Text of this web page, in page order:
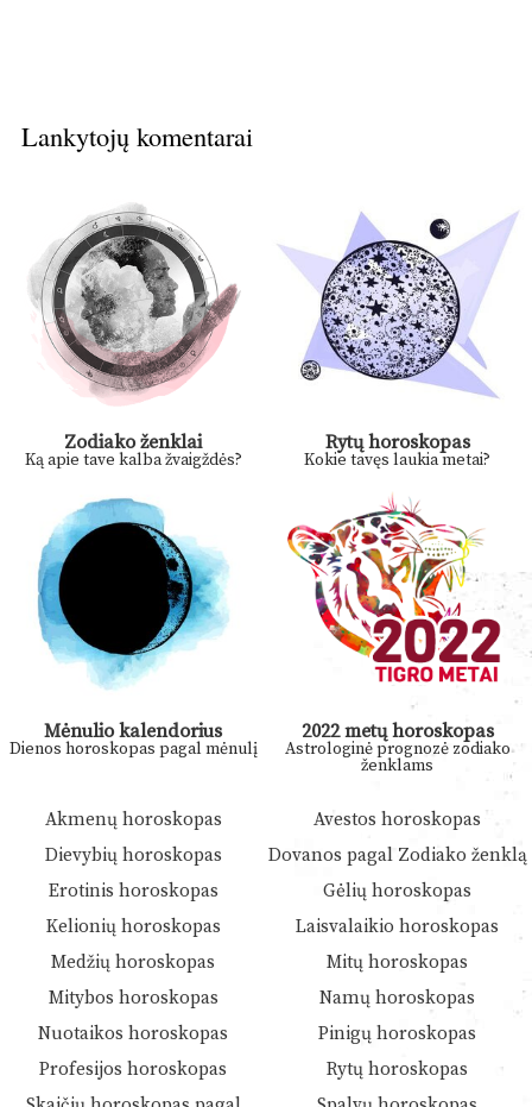
Lankytojų komentarai
Zodiako ženklai
Ką apie tave kalba žvaigždės?
Rytų horoskopas
Kokie tavęs laukia metai?
Mėnulio kalendorius
Dienos horoskopas pagal mėnulį
2022 metų horoskopas
Astrologinė prognozė zodiako
ženklams
Akmenų horoskopas
Avestos horoskopas
Dievybių horoskopas
Dovanos pagal Zodiako ženklą
Erotinis horoskopas
Gėlių horoskopas
Kelionių horoskopas
Laisvalaikio horoskopas
Medžių horoskopas
Mitų horoskopas
Mitybos horoskopas
Namų horoskopas
Nuotaikos horoskopas
Pinigų horoskopas
Profesijos horoskopas
Rytų horoskopas